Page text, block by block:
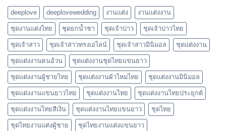
deeplove deeplovewedding งานแต่ง งานแต่งงาน
ชุดงานแต่งไทย ชุดยกน้ำชา ชุดเจ้าบ่าว ชุดเจ้าบ่าวไทย
ชุดเจ้าสาว ชุดเจ้าสาวทรงเอไลน์ ชุดเจ้าสาวมินิมอล ชุดแต่งงาน
ชุดแต่งงานคนอ้วน ชุดแต่งงานชุดไทยแขนยาว
ชุดแต่งงานผู้ชายไทย ชุดแต่งงานผ้าไหมไทย ชุดแต่งงานมินิมอล
ชุดแต่งงานแขนยาวไทย ชุดแต่งงานไทย ชุดแต่งงานไทยประยุกต์
ชุดแต่งงานไทยสีเงิน ชุดแต่งงานไทยแขนยาว ชุดไทย
ชุดไทยงานแต่งผู้ชาย ชุดไทยงานแต่งแขนยาว